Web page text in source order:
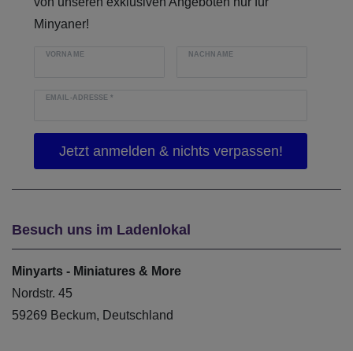
Minyaner!
VORNAME NACHNAME
EMAIL-ADRESSE*
Besuch uns im Ladenlokal
Minyarts - Miniatures & More
Nordstr. 45
59269 Beckum, Deutschland